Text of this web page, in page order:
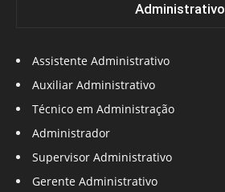
Administrativo
Assistente Administrativo
Auxiliar Administrativo
Técnico em Administração
Administrador
Supervisor Administrativo
Gerente Administrativo